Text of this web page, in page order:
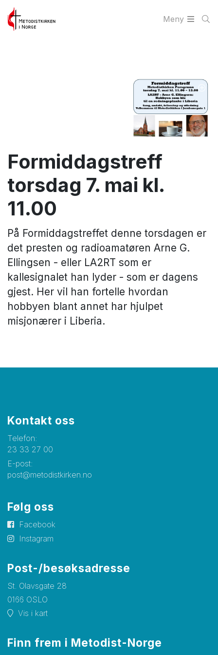
Meny
Formiddagstreff
torsdag 7. mai kl.
11.00
På Formiddagstreffet denne torsdagen er
det presten og radioamatøren Arne G.
Ellingsen - eller LA2RT som er
kallesignalet han lyder - som er dagens
gjest. Her vil han fortelle hvordan
hobbyen blant annet har hjulpet
misjonærer i Liberia.
Kontakt oss
Telefon:
23 33 27 00
E-post:
post@metodistkirken.no
Følg oss
Facebook
Instagram
Post-/besøksadresse
St. Olavsgate 28
0166 OSLO
Vis i kart
Finn frem i Metodist-Norge